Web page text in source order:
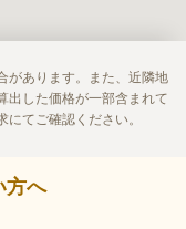
ません
があります。また、近隣地
出した価格が一部含まれて
てご確認ください。
方へ